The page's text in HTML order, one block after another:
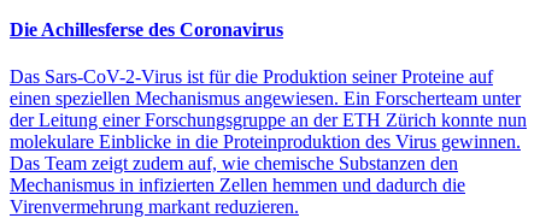
Die Achillesferse des Coronavirus
Das Sars-​CoV-2-Virus ist für die Produktion seiner Proteine auf
einen speziellen Mechanismus angewiesen. Ein Forscherteam unter
der Leitung einer Forschungsgruppe an der ETH Zürich konnte nun
molekulare Einblicke in die Proteinproduktion des Virus gewinnen.
Das Team zeigt zudem auf, wie chemische Substanzen den
Mechanismus in infizierten Zellen hemmen und dadurch die
Virenvermehrung markant reduzieren.